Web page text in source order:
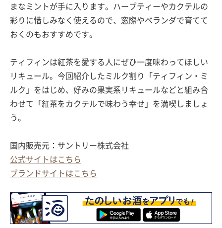
まなミントが手に入ります。ハーブティーやカクテルの
彩りに惜しみなく使えるので、窓際やベランダで育てて
おくのもおすすめです。
ティフィンは紅茶を愛する人にぜひ一度味わってほしい
リキュール。今回紹介したミルク割り「ティフィン・ミ
ルク」をはじめ、好みの果実系リキュールなどと組み合
わせて「紅茶をカクテルで味わう幸せ」を満喫しましょ
う。
国内販売元：サントリー株式会社
公式サイトはこちら
ブランドサイトはこちら